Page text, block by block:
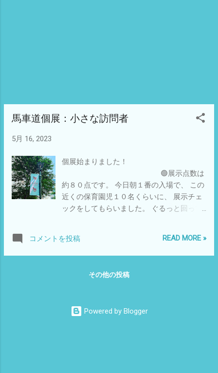
馬車道個展：小さな訪問者
5月 16, 2023
個展始まりました！
🟢展示点数は
約８０点です。 今日朝１番の入場で、 この
近くの保育園児１０名くらいに、 展示チェ
ックをしてもらいました。 ぐるっと回って
ました。 あしたもまた来てね！ コーナー：
カオス展示 🟢 地元の保育園児（3歳） に人
ち帰ってくれました。 貴重なご意見ありが
コメントを投稿 READ MORE »
その他の投稿
Powered by Blogger